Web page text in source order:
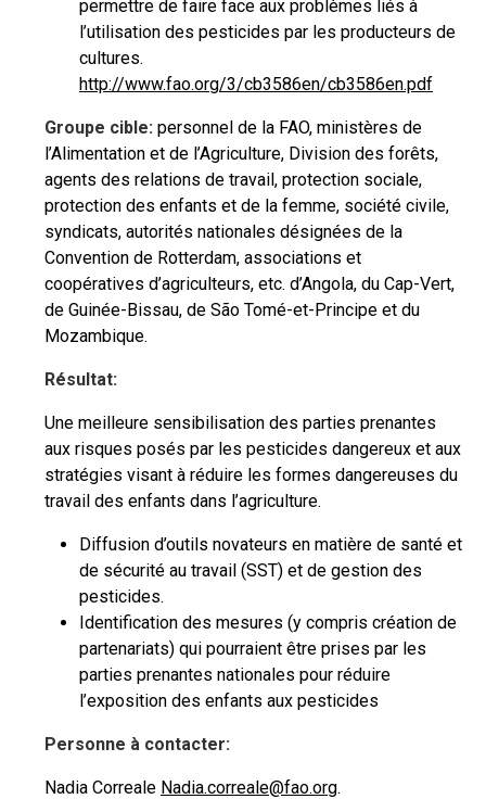
permettre de faire face aux problèmes liés à
l’utilisation des pesticides par les producteurs de
cultures.
http://www.fao.org/3/cb3586en/cb3586en.pdf
Groupe cible: personnel de la FAO, ministères de
l’Alimentation et de l’Agriculture, Division des forêts,
agents des relations de travail, protection sociale,
protection des enfants et de la femme, société civile,
syndicats, autorités nationales désignées de la
Convention de Rotterdam, associations et
coopératives d’agriculteurs, etc. d’Angola, du Cap-Vert,
de Guinée-Bissau, de São Tomé-et-Principe et du
Mozambique.
Résultat:
Une meilleure sensibilisation des parties prenantes
aux risques posés par les pesticides dangereux et aux
stratégies visant à réduire les formes dangereuses du
travail des enfants dans l’agriculture.
Diffusion d’outils novateurs en matière de santé et
de sécurité au travail (SST) et de gestion des
pesticides.
Identification des mesures (y compris création de
partenariats) qui pourraient être prises par les
parties prenantes nationales pour réduire
l’exposition des enfants aux pesticides
Personne à contacter:
Nadia Correale Nadia.correale@fao.org.